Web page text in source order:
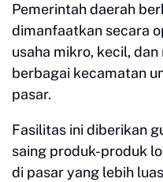
Pemerintah daerah
dimanfaatkan secara
usaha mikro, kecil,
berbagai kecamatan
pasar.
Fasilitas ini diberikan
saing produk-produk
di pasar yang lebih